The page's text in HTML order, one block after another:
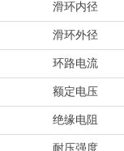
滑环内径
滑环外径
环路电流
额定电压
绝缘电阻
耐压强度